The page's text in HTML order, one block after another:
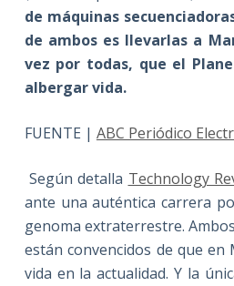
de máquinas
de ambos es llevarlas a
vez por todas, que el
albergar vida.
FUENTE | ABC Periódico
Según detalla Technology
ante una auténtica carrera
genoma extraterrestre.
están convencidos de que
vida en la actualidad. Y la